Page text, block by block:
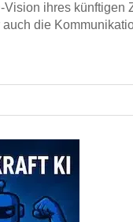
Vision ihres künftigen
auch die